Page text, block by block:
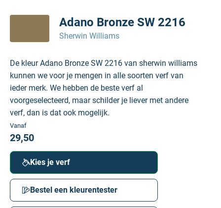
Adano Bronze SW 2216
Sherwin Williams
De kleur Adano Bronze SW 2216 van sherwin williams
kunnen we voor je mengen in alle soorten verf van
ieder merk. We hebben de beste verf al
voorgeselecteerd, maar schilder je liever met andere
verf, dan is dat ook mogelijk.
Vanaf
29,50
Kies je verf
Bestel een kleurentester